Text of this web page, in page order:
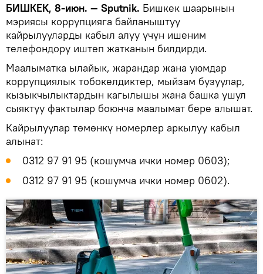
БИШКЕК, 8-июн. — Sputnik. Бишкек шаарынын
мэриясы коррупцияга байланыштуу
кайрылууларды кабыл алуу үчүн ишеним
телефондору иштеп жатканын билдирди.
Маалыматка ылайык, жарандар жана уюмдар
коррупциялык тобокелдиктер, мыйзам бузуулар,
кызыкчылыктардын кагылышы жана башка ушул
сыяктуу фактылар боюнча маалымат бере алышат.
Кайрылуулар төмөнкү номерлер аркылуу кабыл
алынат:
0312 97 91 95 (кошумча ички номер 0603);
0312 97 91 95 (кошумча ички номер 0602).